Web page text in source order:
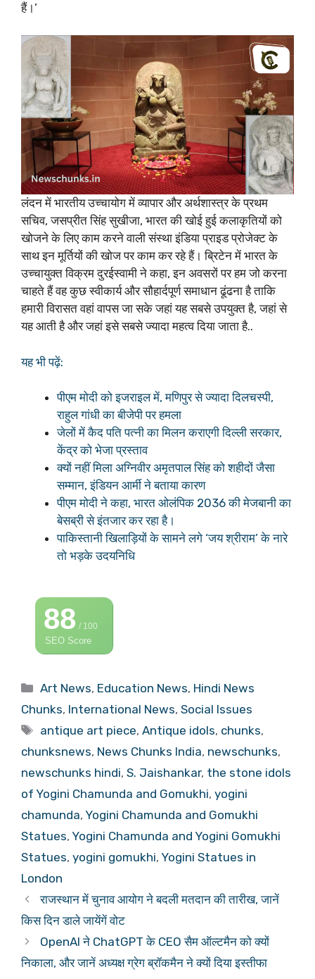
हैं।’
लंदन में भारतीय उच्चायोग में व्यापार और अर्थशास्त्र के प्रथम
सचिव, जसप्रीत सिंह सुखीजा, भारत की खोई हुई कलाकृतियों को
खोजने के लिए काम करने वाली संस्था इंडिया प्राइड प्रोजेक्ट के
साथ इन मूर्तियों की खोज पर काम कर रहे हैं। ब्रिटेन में भारत के
उच्चायुक्त विक्रम दुरईस्वामी ने कहा, इन अवसरों पर हम जो करना
चाहते हैं वह कुछ स्वीकार्य और सौहार्दपूर्ण समाधान ढूंढना है ताकि
हमारी विरासत वहां वापस जा सके जहां यह सबसे उपयुक्त है, जहां से
यह आती है और जहां इसे सबसे ज्यादा महत्व दिया जाता है..
यह भी पढ़ें:
पीएम मोदी को इजराइल में, मणिपुर से ज्यादा दिलचस्पी,
राहुल गांधी का बीजेपी पर हमला
जेलों में कैद पति पत्नी का मिलन कराएगी दिल्ली सरकार,
केंद्र को भेजा प्रस्ताव
क्यों नहीं मिला अग्निवीर अमृतपाल सिंह को शहीदों जैसा
सम्मान, इंडियन आर्मी ने बताया कारण
पीएम मोदी ने कहा, भारत ओलंपिक 2036 की मेजबानी का
बेसब्री से इंतजार कर रहा है।
पाकिस्तानी खिलाड़ियों के सामने लगे ‘जय श्रीराम’ के नारे
तो भड़के उदयनिधि
88/ 100
SEO Score
Categories
Art News, Education News, Hindi News
Chunks, International News, Social Issues
Tags
antique art piece,Antique idols, chunks,
chunksnews, News Chunks India, newschunks,
newschunks hindi, S. Jaishankar, the stone idols
of Yogini Chamunda and Gomukhi, yogini
chamunda, Yogini Chamunda and Gomukhi
Statues, Yogini Chamunda and Yogini Gomukhi
Statues, yogini gomukhi, Yogini Statues in
London
राजस्थान में चुनाव आयोग ने बदली मतदान की तारीख, जानें
किस दिन डाले जायेंगें वोट
OpenAI ने ChatGPT के CEO सैम ऑल्टमैन को क्यों
निकाला, और जानें अध्यक्ष ग्रेग ब्रॉकमैन ने क्यों दिया इस्तीफा